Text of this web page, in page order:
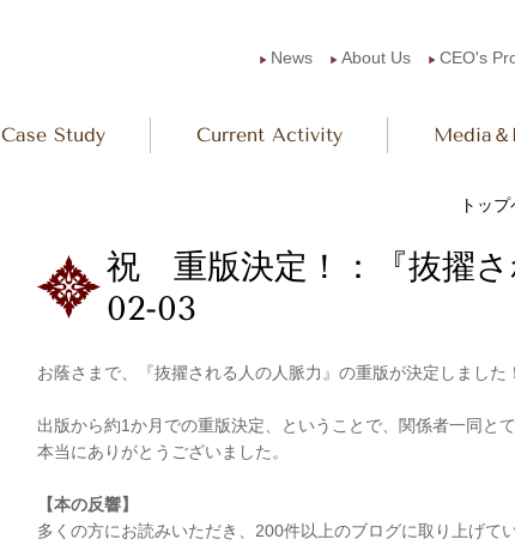
▶︎ News ▶︎ About Us ▶︎ CEO's
Case Study Current Activity Media
トッ
祝 重版決定！：『抜擢
02-03
お蔭さまで、『抜擢される人の人脈力』の重版が決定しました！
出版から約1か月での重版決定、ということで、関係者一同と
本当にありがとうございました。
【本の反響】
多くの方にお読みいただき、200件以上のブログに取り上げて